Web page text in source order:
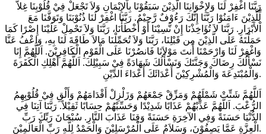
رَبَّنَا اغْفِرْ لَنَا وَلإِخْوَانِنَا الَّذِيْنَ سَبَقُوْنَا بِاْلإِيْمَانِ وَلاَ تَجْعَلْ فِيْ قُلُوْبِنَا غِلاًّ
لِّلَّذِيْنَ ءَامَنُوْا رَبَّنَا إِنَّكَ رَءُوْفٌ رَّحِيْمٌ. رَبَّنَا اغْفِرْ لَنَا ذُنُوْبَنَا وَتَوَفَّنَا مَعَ
اْلأَبْرَارِ. رَبَّنَا لاَ تُؤَاخِذْنَا إِنْ نَّسِيْنَا أَوْ أَخْطَأْنَا، رَبَّنَا وَلاَ تَحْمِلْ عَلَيْنَا إِصْرًا كَمَا
حَمَلْتَهُ عَلَى الَّذِيْنَ مِن قَبْلِنَا، رَبَّنَا وَلاَ تُحَمِّلْنَا مَالاَ طَاقَةَ لَنَا بِهِ، وَاعْفُ عَنَّا
وَاغْفِرْ لَنَا وَارْحَمْنَا أَنتَ مَوْلاَنَا فَانصُرْنَا عَلَى الْقَوْمِ الْكَافِرِيْنَ. اَللَّهُمَّ إِنَا
نَسْأَلُكَ رِضَاكَ وَجَنَّتَكَ وَنَسْأَلُكَ شَهَادَةً فِيْ سَبِيْلِكَ. اَللَّهُمَّ أَهْلِكِ الْكَفَرَةَ
وَالْمُبْتَدِعَةَ وَالْمُشْرِكِيْنَ أَعْدَائَكَ أَعْدَاءَ الدِّيْنِ.
اَللَّهُمَّ شَتِّتْ شَمْلَهُمْ وَمَزِّقْ جَمْعَهُمْ وَزَلْزِلْ أَقْدَامَهُمْ وَأَلْقِ فِيْ قُلُوْبِهِمُ
الرُّعْبَ. اَللَّهُمَّ عَذِّبْهُمْ عَذَابًا شَدِيْدًا وَحَسِّبْهُمْ حِسَابًا ثَقِيْلاً. رَبَّنَا آتِنَا فِي
الدُّنْيَا حَسَنَةً وَفِي الآخِرَةِ حَسَنَةً وَقِنَا عَذَابَ النَّارِ. سُبْحَانَ رَبِّكَ رَبِّ
الْعِزَّةِ عَمَّا يَصِفُوْنَ، وَسَلاَمٌ عَلَى الْمُرْسَلِيْنَ وَالْحَمْدُ لِلَّهِ رَبِّ الْعَالَمِيْنَ.